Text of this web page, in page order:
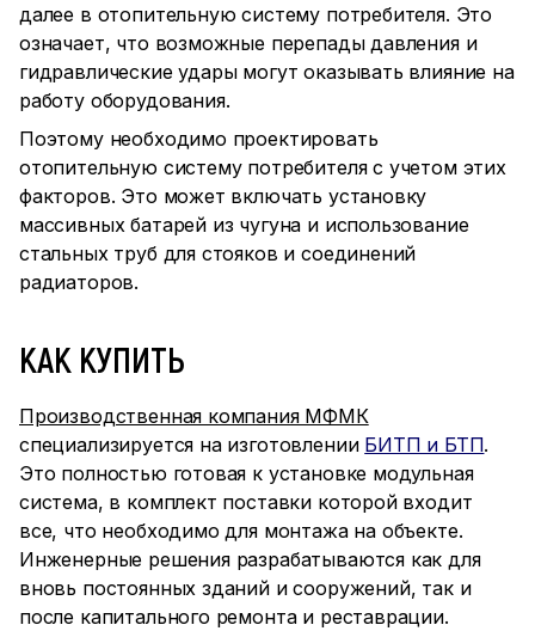
далее в отопительную систему потребителя. Это
означает, что возможные перепады давления и
гидравлические удары могут оказывать влияние на
работу оборудования.
Поэтому необходимо проектировать
отопительную систему потребителя с учетом этих
факторов. Это может включать установку
массивных батарей из чугуна и использование
стальных труб для стояков и соединений
радиаторов.
КАК КУПИТЬ
Производственная компания МФМК
специализируется на изготовлении БИТП и БТП.
Это полностью готовая к установке модульная
система, в комплект поставки которой входит
все, что необходимо для монтажа на объекте.
Инженерные решения разрабатываются как для
вновь постоянных зданий и сооружений, так и
после капитального ремонта и реставрации.